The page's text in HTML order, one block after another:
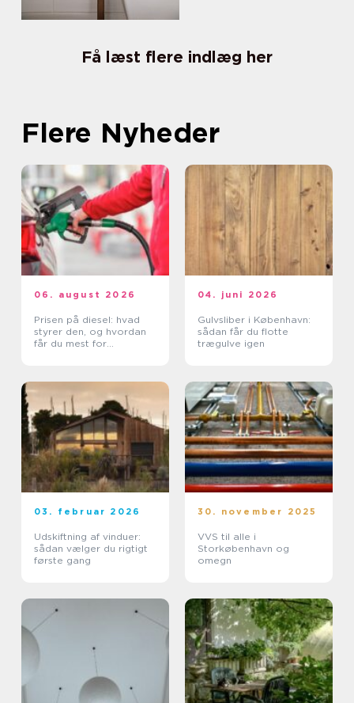
Få læst flere indlæg her
Flere Nyheder
06. august 2026
Prisen på diesel: hvad
styrer den, og hvordan
får du mest for
04. juni 2026
Gulvsliber i København:
sådan får du flotte
trægulve igen
03. februar 2026
Udskiftning af vinduer:
sådan vælger du rigtigt
første gang
30. november 2025
VVS til alle i
Storkøbenhavn og
omegn